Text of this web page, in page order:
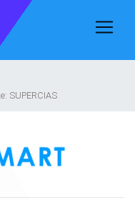
SUPERCIAS